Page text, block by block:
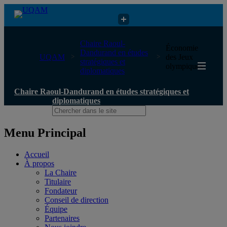
Chaire Raoul-Dandurand en études stratégiques et diplomatiques
UQAM
Chaire Raoul-
Dandurand en études
stratégiques et
diplomatiques
Économie
des Jeux
olympiques
Chaire Raoul-Dandurand en études stratégiques et
diplomatiques
Menu Principal
Accueil
À propos
La Chaire
Titulaire
Fondateur
Conseil de direction
Équipe
Partenaires